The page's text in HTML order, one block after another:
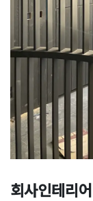
회사인테리